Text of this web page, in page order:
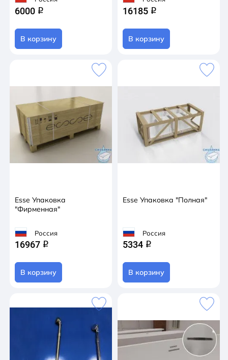
6000 q
В корзину
16185 q
В корзину
Esse Упаковка
"Фирменная"
Россия
16967 q
В корзину
Esse Упаковка "Полная"
Россия
5334 q
В корзину